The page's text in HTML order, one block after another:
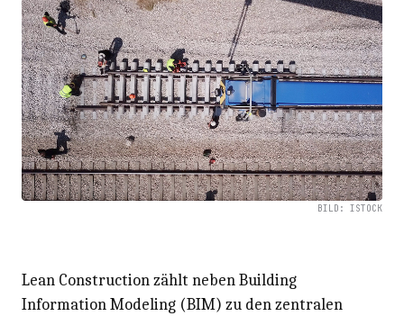
BILD: ISTOCK
Lean Construction zählt neben Building
Information Modeling (BIM) zu den zentralen